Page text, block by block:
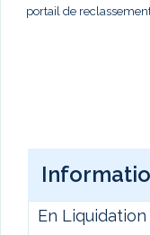
portail de
En